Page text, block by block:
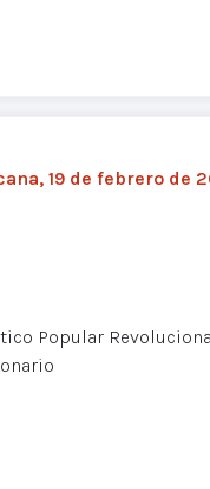
19 de febrero de
Popular